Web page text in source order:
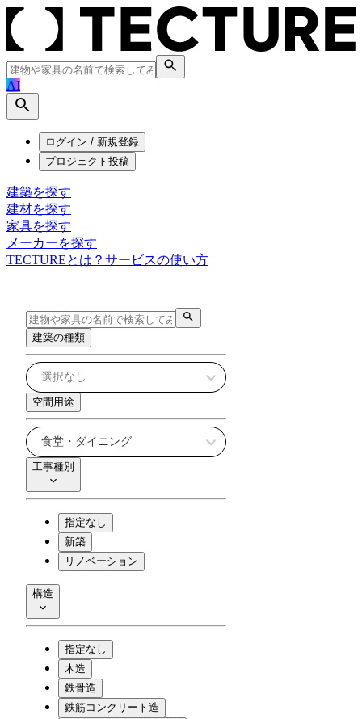
AI
ログイン / 新規登録
プロジェクト投稿
建築を探す
建材を探す
家具を探す
メーカーを探す
TECTUREとは？ サービスの使い方
建築の種類
選択なし
空間用途
食堂・ダイニング
工事種別
指定なし
新築
リノベーション
構造
指定なし
木造
鉄骨造
鉄筋コンクリート造